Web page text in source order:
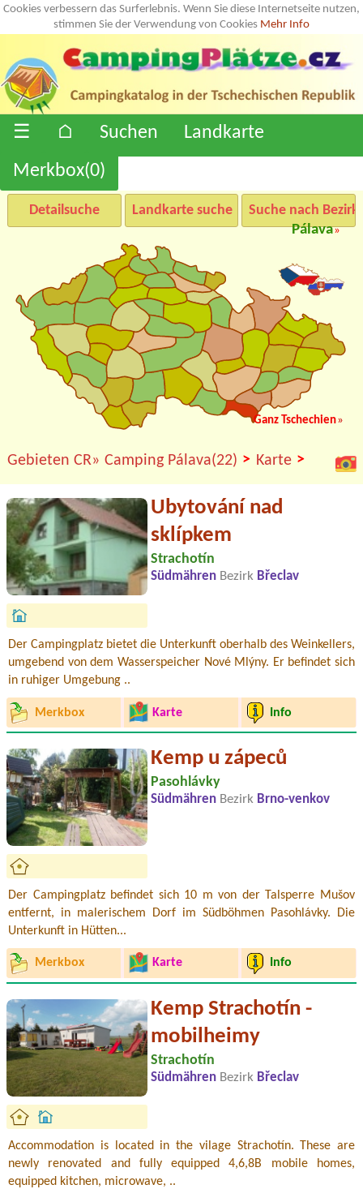
Cookies verbessern das Surferlebnis. Wenn Sie diese Internetseite nutzen,
stimmen Sie der Verwendung von Cookies Mehr Info
☰ ⌂ Suchen
Landkarte
Merkbox(0)
Detailsuche Landkarte suche
Suche nach
Pálava»
Ganz Tschechien»
Gebieten CR» Camping Pálava(22) > Karte >
Ubytování nad
sklípkem
Strachotín
Südmähren Bezirk Břeclav
Der Campingplatz bietet die Unterkunft oberhalb des Weinkellers,
umgebend von dem Wasserspeicher Nové Mlýny. Er befindet sich
in ruhiger Umgebung ..
Merkbox Karte Info
Kemp u zápeců
Pasohlávky
Südmähren Bezirk Brno-venkov
Der Campingplatz befindet sich 10 m von der Talsperre Mušov
entfernt, in malerischem Dorf im Südböhmen Pasohlávky. Die
Unterkunft in Hütten...
Merkbox Karte Info
Kemp Strachotín -
mobilheimy
Strachotín
Südmähren Bezirk Břeclav
Accommodation is located in the vilage Strachotín. These are
newly renovated and fully equipped 4,6,8B mobile homes,
equipped kitchen, microwave, ..